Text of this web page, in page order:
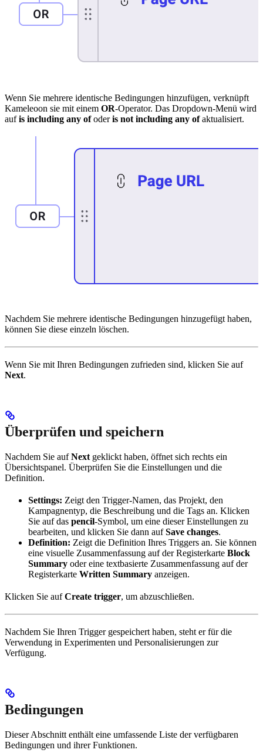
Wenn Sie mehrere identische Bedingungen hinzufügen, verknüpft
Kameleoon sie mit einem OR-Operator. Das Dropdown-Menü wird
aufis including any ofoderis not including any ofaktualisiert.
Nachdem Sie mehrere identische Bedingungen hinzugefügt haben,
können Sie diese einzeln löschen.
Wenn Sie mit Ihren Bedingungen zufrieden sind, klicken Sie auf
Next.
Überprüfen und speichern
Nachdem Sie aufNext geklickt haben, öffnet sich rechts ein
Übersichtspanel. Überprüfen Sie die Einstellungen und die
Definition.
Settings: Zeigt den Trigger-Namen, das Projekt, den
Kampagnentyp, die Beschreibung und die Tags an. Klicken
Sie auf das pencil-Symbol, um eine dieser Einstellungen zu
bearbeiten, und klicken Sie dann aufSave changes.
Definition: Zeigt die Definition Ihres Triggers an. Sie können
eine visuelle Zusammenfassung auf der Registerkarte Block
Summary oder eine textbasierte Zusammenfassung auf der
Registerkarte Written Summary anzeigen.
Klicken Sie aufCreate trigger, um abzuschließen.
Nachdem Sie Ihren Trigger gespeichert haben, steht er für die
Verwendung in Experimenten und Personalisierungen zur
Verfügung.
Bedingungen
Dieser Abschnitt enthält eine umfassende Liste der verfügbaren
Bedingungen und ihrer Funktionen.